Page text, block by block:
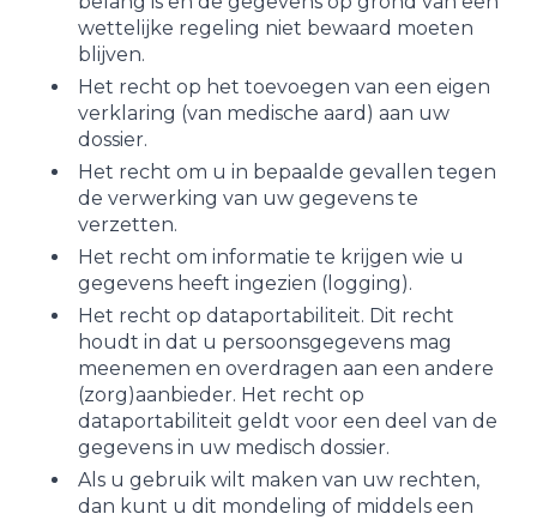
wettelijke regeling niet bewaard moeten
blijven.
Het recht op het toevoegen van een eigen
verklaring (van medische aard) aan uw
dossier.
Het recht om u in bepaalde gevallen tegen
de verwerking van uw gegevens te
verzetten.
Het recht om informatie te krijgen wie u
gegevens heeft ingezien (logging).
Het recht op dataportabiliteit. Dit recht
houdt in dat u persoonsgegevens mag
meenemen en overdragen aan een andere
(zorg)aanbieder. Het recht op
dataportabiliteit geldt voor een deel van de
gegevens in uw medisch dossier.
Als u gebruik wilt maken van uw rechten,
dan kunt u dit mondeling of middels een